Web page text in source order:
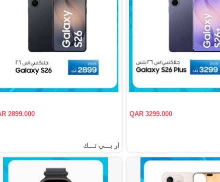
QAR 3299.000
2899.000
آر بـــي تـــك